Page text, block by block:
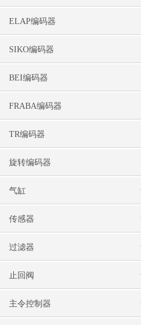
ELAP编码器
SIKO编码器
BEI编码器
FRABA编码器
TR编码器
旋转编码器
气缸
传感器
过滤器
止回阀
主令控制器